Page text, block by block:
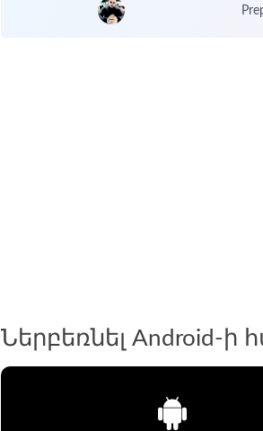
Ներբեռնել Android-ի